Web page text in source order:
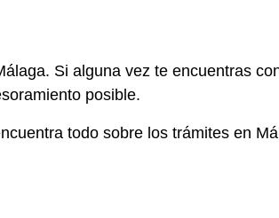
Si alguna vez te encuentras
posible.
todo sobre los trámites en